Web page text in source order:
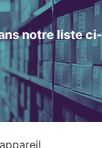
notre liste ci-